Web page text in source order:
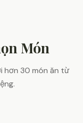
Món
hơn 30 món ăn từ